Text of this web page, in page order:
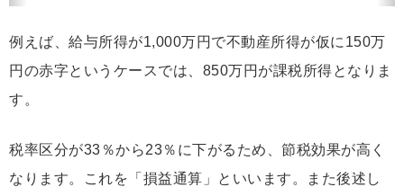
例えば、給与所得が1,000万円で不動産所得が仮に150万
円の赤字というケースでは、850万円が課税所得となりま
す。
税率区分が33％から23％に下がるため、節税効果が高く
なります。これを「損益通算」といいます。また後述し